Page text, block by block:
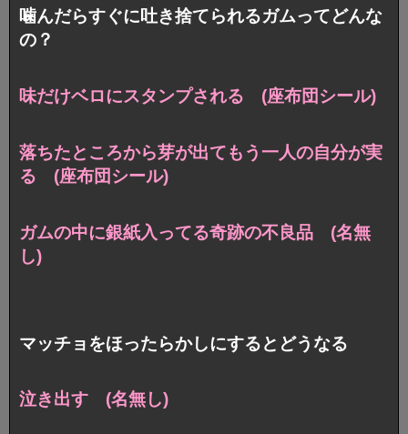
噛んだらすぐに吐き捨てられるガムってどんな
の？
味だけベロにスタンプされる (座布団シール)
落ちたところから芽が出てもう一人の自分が実
る (座布団シール)
ガムの中に銀紙入ってる奇跡の不良品 (名無
し)
マッチョをほったらかしにするとどうなる
泣き出す (名無し)